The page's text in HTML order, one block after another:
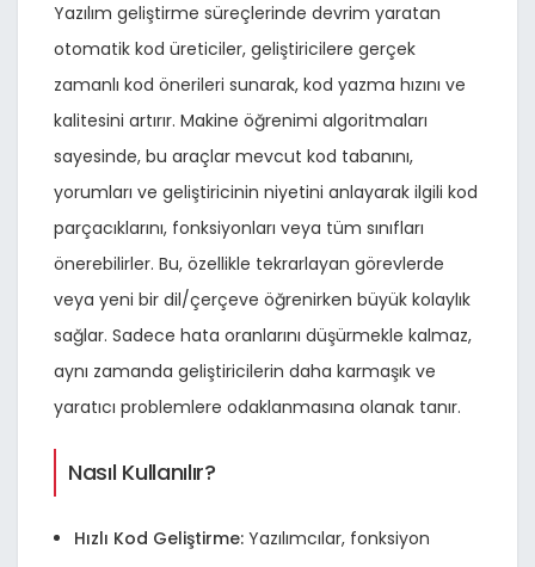
Yazılım geliştirme süreçlerinde devrim yaratan
otomatik kod üreticiler, geliştiricilere gerçek
zamanlı kod önerileri sunarak, kod yazma hızını ve
kalitesini artırır. Makine öğrenimi algoritmaları
sayesinde, bu araçlar mevcut kod tabanını,
yorumları ve geliştiricinin niyetini anlayarak ilgili kod
parçacıklarını, fonksiyonları veya tüm sınıfları
önerebilirler. Bu, özellikle tekrarlayan görevlerde
veya yeni bir dil/çerçeve öğrenirken büyük kolaylık
sağlar. Sadece hata oranlarını düşürmekle kalmaz,
aynı zamanda geliştiricilerin daha karmaşık ve
yaratıcı problemlere odaklanmasına olanak tanır.
Nasıl Kullanılır?
Hızlı Kod Geliştirme: Yazılımcılar, fonksiyon